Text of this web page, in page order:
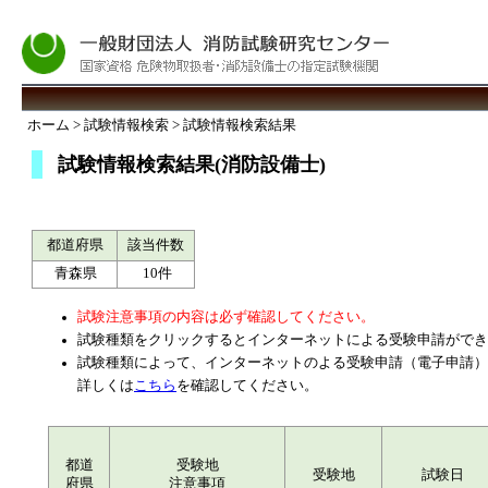
ホーム > 試験情報検索 > 試験情報検索結果
試験情報検索結果(消防設備士)
都道府県
該当件数
青森県
10件
試験注意事項の内容は必ず確認してください。
試験種類をクリックするとインターネットによる受験申請がで
試験種類によって、インターネットのよる受験申請（電子申請
詳しくはこちら を確認してください。
都道
府県
受験地
注意事項
受験地 試験日